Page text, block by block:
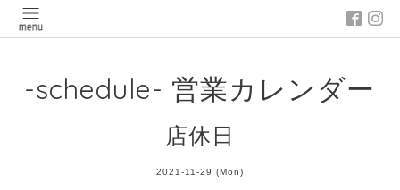
-schedule- 営業カレンダー
店休日
2021-11-29 (Mon)